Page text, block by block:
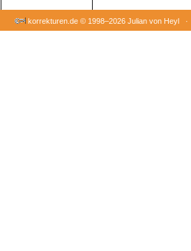
korrekturen.de © 1998–2026 Julian von Heyl ·